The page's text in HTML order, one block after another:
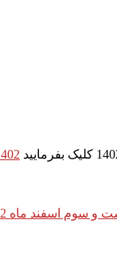
سوم اسفند ماه 1402